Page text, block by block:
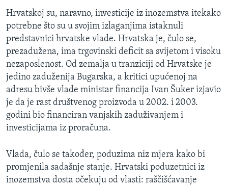
Learning English
PRATITE NAS
Jezici
Hrvatskoj su, naravno, investicije iz inozemstva itekako
potrebne što su u svojim izlaganjima istaknuli
predstavnici hrvatske vlade. Hrvatska je, čulo se,
prezadužena, ima trgovinski deficit sa svijetom i visoku
nezaposlenost. Od zemalja u tranziciji od Hrvatske je
jedino zaduženija Bugarska, a kritici upućenoj na
adresu bivše vlade ministar financija Ivan Šuker izjavio
je da je rast društvenog proizvoda u 2002. i 2003.
godini bio financiran vanjskih zaduživanjem i
investicijama iz proračuna.
Vlada, čulo se također, poduzima niz mjera kako bi
promjenila sadašnje stanje. Hrvatski poduzetnici iz
inozemstva dosta očekuju od vlasti: raščišćavanje